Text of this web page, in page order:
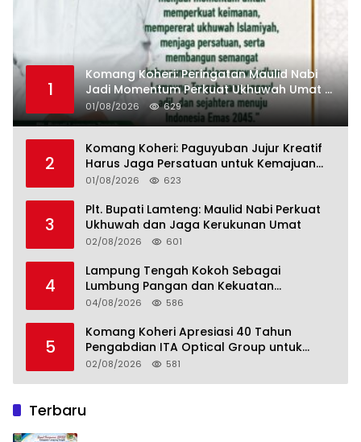
1
Komang Koheri: Peringatan Maulid Nabi
Jadi Momentum Perkuat Ukhuwah Umat di
Lampung Tengah
01/08/2026 629
2
Komang Koheri: Paguyuban Jujur Kreatif
Harus Jaga Persatuan untuk Kemajuan
Lampung Tengah
01/08/2026 623
3
Plt. Bupati Lamteng: Maulid Nabi Perkuat
Ukhuwah dan Jaga Kerukunan Umat
02/08/2026 601
4
Lampung Tengah Kokoh Sebagai
Lumbung Pangan dan Kekuatan
Perkebunan Lampung, Komang Koheri:
Menuju Indonesia Emas 2045
04/08/2026 586
5
Komang Koheri Apresiasi 40 Tahun
Pengabdian ITA Optical Group untuk
Kesehatan Mata Masyarakat Lamteng
02/08/2026 581
Terbaru